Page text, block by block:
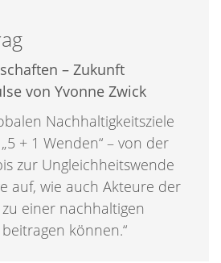
– Zukunft
von Yvonne Zwick
Nachhaltigkeitsziele
+ 1 Wenden“ – von der
zur Ungleichheitswende
auf, wie auch Akteure der
einer nachhaltigen
können.“